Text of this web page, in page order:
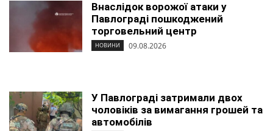
Внаслідок ворожої атаки у
Павлограді пошкоджений
торговельний центр
НОВИНИ 09.08.2026
У Павлограді затримали двох
чоловіків за вимагання грошей та
автомобілів